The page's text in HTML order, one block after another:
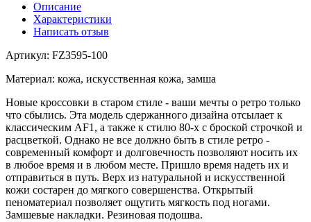
Описание
Характеристики
Написать отзыв
Артикул: FZ3595-100
Материал: кожа, искусственная кожа, замша
Новые кроссовки в старом стиле - ваши мечты о ретро только
что сбылись. Эта модель сдержанного дизайна отсылает к
классическим AF1, а также к стилю 80-х с броской строчкой и
расцветкой. Однако не все должно быть в стиле ретро -
современный комфорт и долговечность позволяют носить их
в любое время и в любом месте. Пришло время надеть их и
отправиться в путь. Верх из натуральной и искусственной
кожи состарен до мягкого совершенства. Открытый
пеноматериал позволяет ощутить мягкость под ногами.
Замшевые накладки. Резиновая подошва.